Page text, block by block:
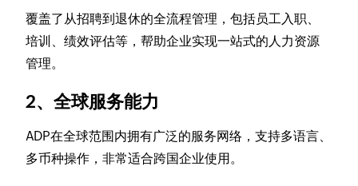
覆盖了从招聘到退休的全流程管理，包括员工入职、
培训、绩效评估等，帮助企业实现一站式的人力资源
管理。
2、全球服务能力
ADP在全球范围内拥有广泛的服务网络，支持多语言、
多币种操作，非常适合跨国企业使用。